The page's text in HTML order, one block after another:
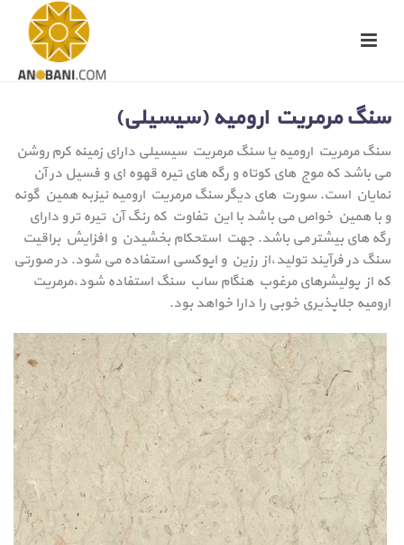
سنگ مرمریت ارومیه (سیسیلی)
سنگ مرمریت ارومیه یا سنگ مرمریت سیسیلی دارای زمینه کرم روشن
می باشد که موج های کوتاه و رگه های تیره قهوه ای و فسیل در آن
نمایان است. سورت های دیگر سنگ مرمریت ارومیه نیزبه همین گونه
و با همین خواص می باشد با این تفاوت که رنگ آن تیره تر و دارای
رگه های بیشتر می باشد. جهت استحکام بخشیدن و افزایش براقیت
سنگ در فرآیند تولید،از رزین و اپوکسی استفاده می شود. در صورتی
که از پولیشرهای مرغوب هنگام ساب سنگ استفاده شود،مرمریت
ارومیه جلاپذیری خوبی را دارا خواهد بود.